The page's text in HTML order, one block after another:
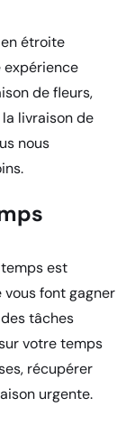
étroite
expérience
de fleurs,
livraison de
nous
est
font gagner
tâches
votre temps
récupérer
urgente.